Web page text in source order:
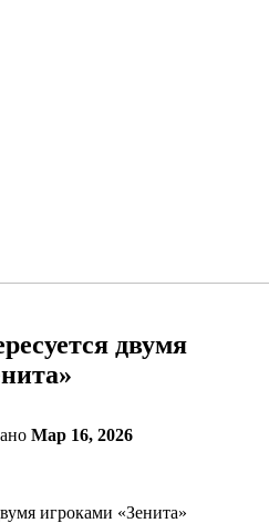
двумя
Мар 16, 2026
игроками «Зенита»